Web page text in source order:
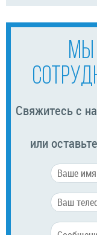
МЫ
Свяжитесь с
или